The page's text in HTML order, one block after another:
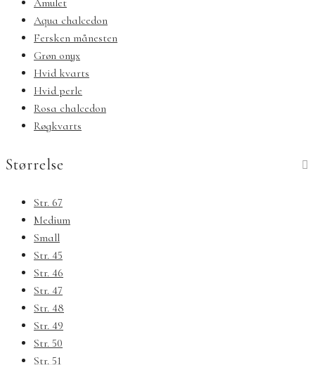
Amulet
Aqua chalcedon
Fersken månesten
Grøn onyx
Hvid kvarts
Hvid perle
Rosa chalcedon
Røgkvarts
Størrelse
Str. 67
Medium
Small
Str. 45
Str. 46
Str. 47
Str. 48
Str. 49
Str. 50
Str. 51